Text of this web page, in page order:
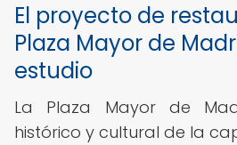
El proyecto de
Plaza Mayor de
estudio
La Plaza Mayor de
histórico y cultural de la